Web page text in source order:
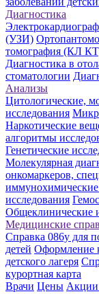
Диагностика
(УЗИ)
томография (КЛ
Диагностика в
стоматологии
Анализы
Цитологические,
исследования
Наркотические
алгоритмы
Генетические
Молекулярная
онкомаркеров,
иммунохимические
исследования
Общеклинические
Медицинские
Справка 086у для
детей Оформление
детского лагеря
курортная карта
Врачи Цены